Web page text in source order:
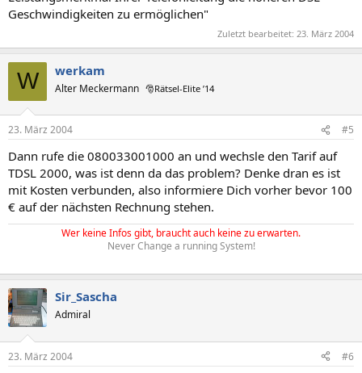
Geschwindigkeiten zu ermöglichen"
Zuletzt bearbeitet: 23. März 2004
W werkam
Alter Meckermann 🎅Rätsel-Elite ’14
23. März 2004 #5
Dann rufe die 080033001000 an und wechsle den Tarif auf
TDSL 2000, was ist denn da das problem? Denke dran es ist
mit Kosten verbunden, also informiere Dich vorher bevor 100
€ auf der nächsten Rechnung stehen.
Wer keine Infos gibt, braucht auch keine zu erwarten.
Never Change a running System!
Sir_Sascha
Admiral
23. März 2004 #6